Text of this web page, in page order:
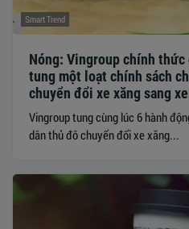
Smart Trend
Nóng: Vingroup chính
tung một loạt chính sách
chuyển đổi xe xăng sang
Vingroup tung cùng lúc 6 hành
dân thủ đô chuyển đổi xe xăng...